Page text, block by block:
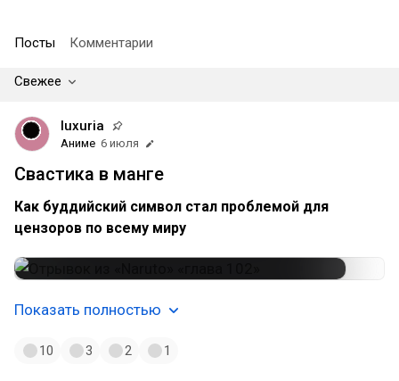
Посты Комментарии
Свежее
luxuria
Аниме 6 июля
Свастика в манге
Как буддийский символ стал проблемой для
цензоров по всему миру
Показать полностью
10 3 2 1